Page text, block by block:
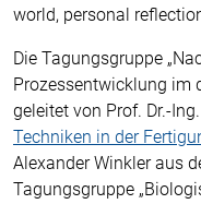
world, personal
Die Tagungsgruppe
Prozessentwicklung im
geleitet von Prof. Dr.-
Techniken in der
Alexander Winkler aus
Tagungsgruppe